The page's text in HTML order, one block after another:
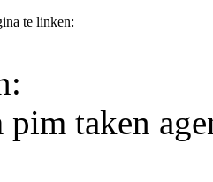
te linken:
pim taken